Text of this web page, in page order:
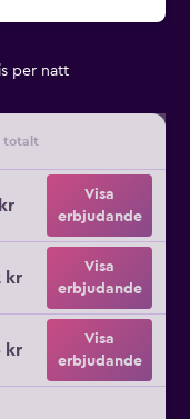
per natt
totalt
Visa
erbjudande
kr
Visa
erbjudande
kr
Visa
erbjudande